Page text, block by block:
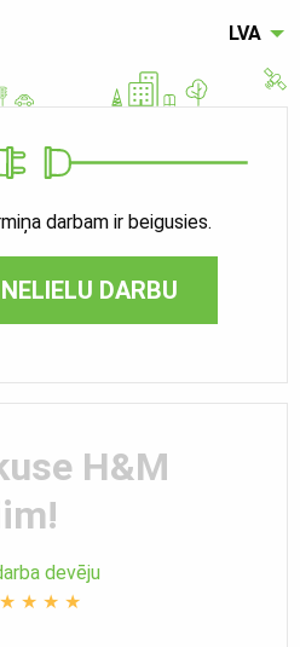
LVA
darbam ir beigusies.
DARBU
H&M
devēju
★ ★ ★ ★